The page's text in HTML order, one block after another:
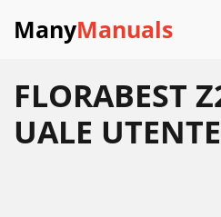
ManyManuals
FLORABEST
UALE UTENTE